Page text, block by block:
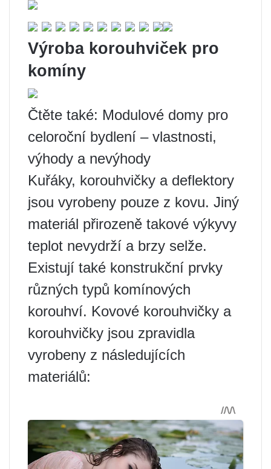
Výroba korouhviček pro
komíny
Čtěte také: Modulové domy pro
celoroční bydlení – vlastnosti,
výhody a nevýhody
Kuřáky, korouhvičky a deflektory
jsou vyrobeny pouze z kovu. Jiný
materiál přirozeně takové výkyvy
teplot nevydrží a brzy selže.
Existují také konstrukční prvky
různých typů komínových
korouhví. Kovové korouhvičky a
korouhvičky jsou zpravidla
vyrobeny z následujících
materiálů: